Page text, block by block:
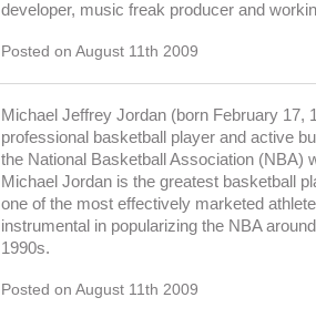
developer, music freak producer and
Posted on August 11th 2009
Michael Jeffrey Jordan (born February 17,
professional basketball player and active
the National Basketball Association (NBA)
Michael Jordan is the greatest basketball
one of the most effectively marketed
instrumental in popularizing the NBA
1990s.
Posted on August 11th 2009